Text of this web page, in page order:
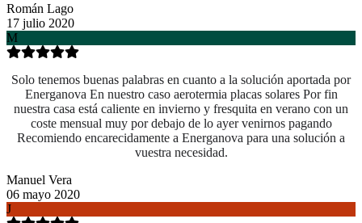
Román Lago
17 julio 2020
M
Solo tenemos buenas palabras en cuanto a la solución aportada por
Energanova En nuestro caso aerotermia placas solares Por fin
nuestra casa está caliente en invierno y fresquita en verano con un
coste mensual muy por debajo de lo ayer venirnos pagando
Recomiendo encarecidamente a Energanova para una solución a
vuestra necesidad.
Manuel Vera
06 mayo 2020
J